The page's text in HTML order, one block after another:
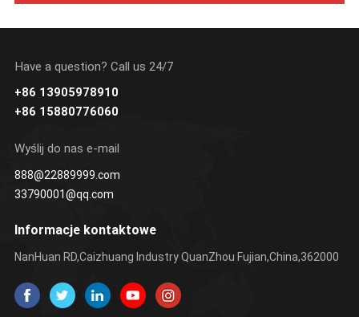
Have a question? Call us 24/7
+86 13905978910
+86 15880776060
Wyślij do nas e-mail
888@22889999.com
33790001@qq.com
Informacje kontaktowe
NanHuan RD,Caizhuang Industry QuanZhou Fujian,China,362000